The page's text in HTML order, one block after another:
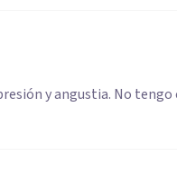
y angustia. No